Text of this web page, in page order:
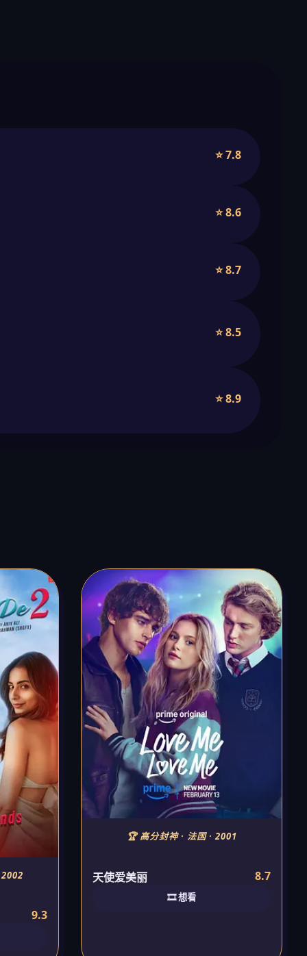
⭐ 7.8
⭐ 8.6
⭐ 8.7
⭐ 8.5
⭐ 8.9
9.3
🏆 高分封神 · 法国 · 2001
天使爱美丽 8.7
🎞️ 想看